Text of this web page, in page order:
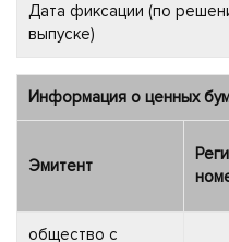
Дата фиксации (по
выпуске)
Информация о ценных
Эмитент
общество с